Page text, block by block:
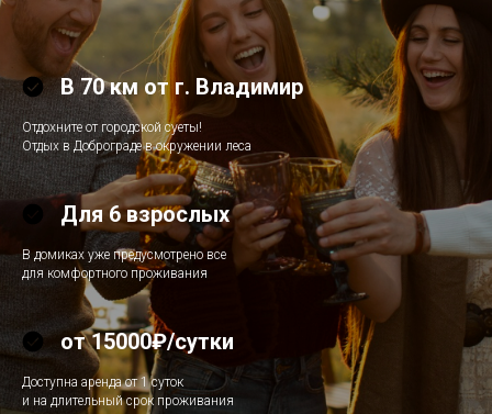
В 70 км от г. Владимир
Отдохните от городской суеты!
Отдых в Доброграде в окружении леса
Для 6 взрослых
В домиках уже предусмотрено все
для комфортного проживания
от 15000₽/сутки
Доступна аренда от 1 суток
и на длительный срок проживания